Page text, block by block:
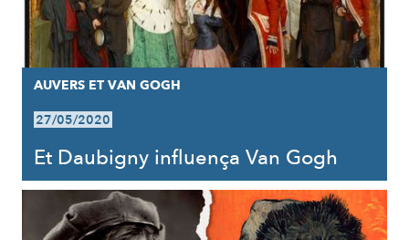
AUVERS ET VAN GOGH
27/05/2020
Et Daubigny influença Van Gogh